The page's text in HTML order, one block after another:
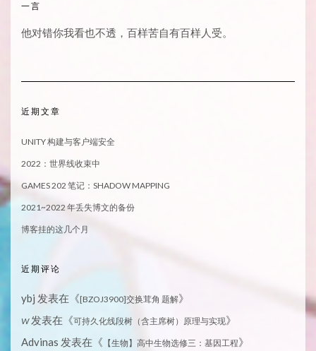
一言
他对错你我看也不透，百样苦自有百样人受。
近期文章
UNITY 构建与客户端安全
2022：世界线收束中
GAMES 202 笔记：SHADOW MAPPING
2021~2022 年丢失博文的备份
博客挂的这几个月
近期评论
ybj 发表在《[BZOJ3900]交换茸角 题解》
W发表在《可持久化线段树（含主席树）原理与实现》
Advinas 发表在《 【生物】高中生物选修三：基因工程》